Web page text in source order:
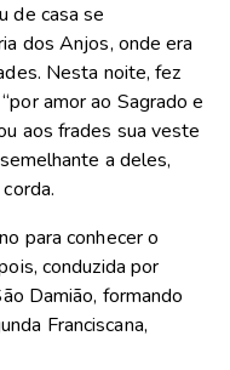
de casa se
dos Anjos, onde era
Nesta noite, fez
amor ao Sagrado e
aos frades sua veste
a deles,
para conhecer o
conduzida por
Damião, formando
Franciscana,